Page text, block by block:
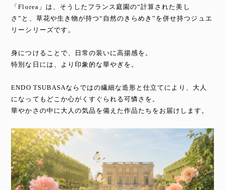
「Florea」は、そうしたフランス庭園の“計算された美し
さ”と、草花や生き物が持つ“自然のきらめき”を併せ持つジュエ
リーシリーズです。
身につけることで、日常の装いに高揚感を。
特別な日には、より印象的な華やぎを。
ENDO TSUBASAならではの繊細な造形と仕立てにより、大人
になってもどこか心がくすぐられる可憐さを。
華やかさの中に大人の気品を備えた作品たちをお届けします。